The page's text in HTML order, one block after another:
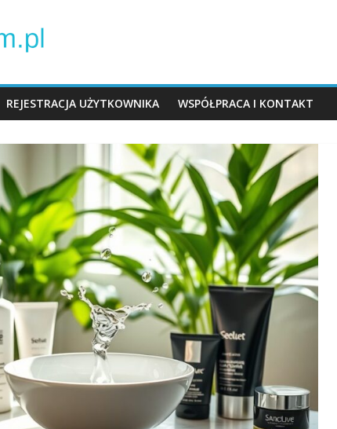
REJESTRACJA UŻYTKOWNIKA WSPÓŁPRACA I KONTAKT